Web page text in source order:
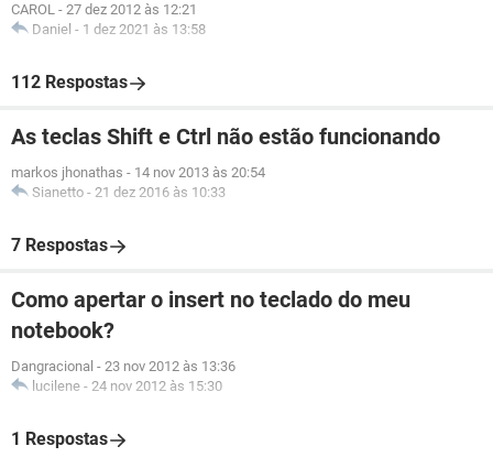
CAROL - 27 dez 2012 às 12:21
Daniel - 1 dez 2021 às 13:58
112 Respostas
As teclas Shift e Ctrl não estão funcionando
markos jhonathas - 14 nov 2013 às 20:54
Sianetto - 21 dez 2016 às 10:33
7 Respostas
Como apertar o insert no teclado do meu
notebook?
Dangracional - 23 nov 2012 às 13:36
lucilene - 24 nov 2012 às 15:30
1 Respostas